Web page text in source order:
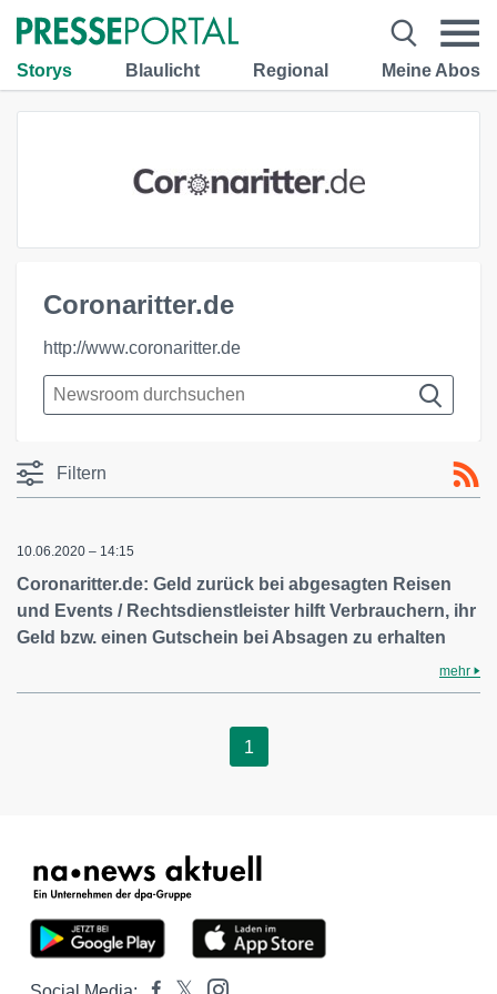
Storys Blaulicht Regional Meine Abos
Coronaritter.de
http://www.coronaritter.de
Filtern
10.06.2020 – 14:15
Coronaritter.de: Geld zurück bei abgesagten Reisen
und Events / Rechtsdienstleister hilft Verbrauchern, ihr
Geld bzw. einen Gutschein bei Absagen zu erhalten
mehr
1